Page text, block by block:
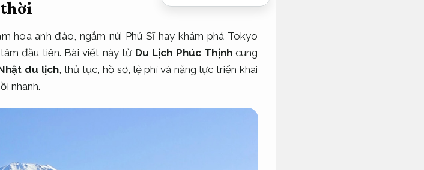
hoa anh đào, ngắm núi Phú Sĩ hay khám phá Tokyo
đầu tiên. Bài viết này từ Du Lịch Phúc Thịnhcung
du lịch , thủ tục, hồ sơ, lệ phí và năng lực triển khai
nhanh.